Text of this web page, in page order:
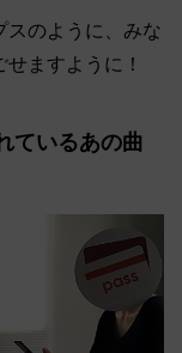
スのように、みな
ますように！
ているあの曲